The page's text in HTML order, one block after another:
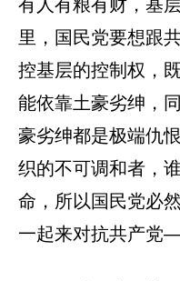
有人有粮有财，基
里，国民党要想跟
控基层的控制权，
能依靠土豪劣绅，
豪劣绅都是极端仇
织的不可调和者，
命，所以国民党必
一起来对抗共产党